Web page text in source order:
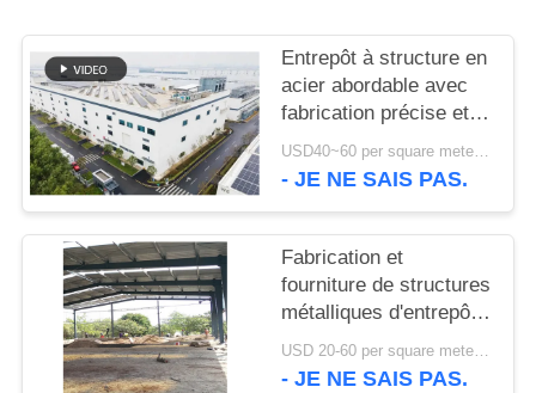
PLAN
DU
SITE
POLITIQUE
CONFIDENTIALITÉ
Entrepôt à structure en
acier abordable avec
fabrication précise et
solution de livraison
unique
USD40~60 per square meter MOQ:1000 sqm
- JE NE SAIS PAS.
Fabrication et
fourniture de structures
métalliques d'entrepôt
avec conception de
portiques
USD 20-60 per square meter MOQ:1000 M²
- JE NE SAIS PAS.